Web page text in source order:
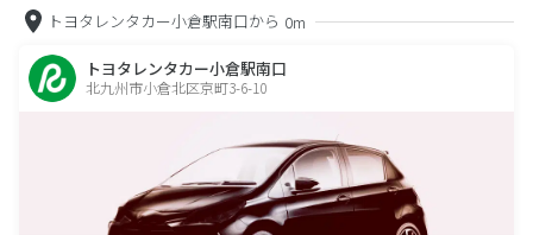
トヨタレンタカー小倉駅南口から 0m
トヨタレンタカー小倉駅南口
北九州市小倉北区京町3-6-10